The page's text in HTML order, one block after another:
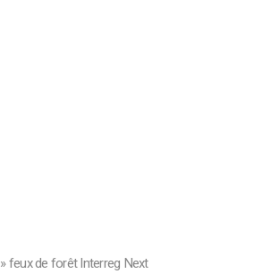
»feux de forêt Interreg Next